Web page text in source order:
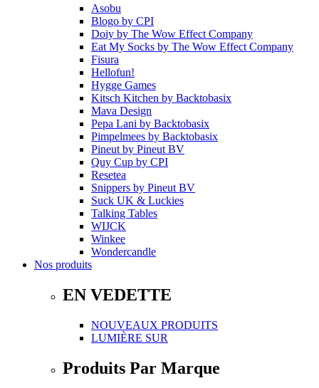
Asobu
Blogo by CPI
Doiy by The Wow Effect Company
Eat My Socks by The Wow Effect Company
Fisura
Hellofun!
Hygge Games
Kitsch Kitchen by Backtobasix
Mava Design
Pepa Lani by Backtobasix
Pimpelmees by Backtobasix
Pineut by Pineut BV
Quy Cup by CPI
Resetea
Snippers by Pineut BV
Suck UK & Luckies
Talking Tables
WIJCK
Winkee
Wondercandle
Nos produits
EN VEDETTE
NOUVEAUX PRODUITS
LUMIÈRE SUR
Produits Par Marque